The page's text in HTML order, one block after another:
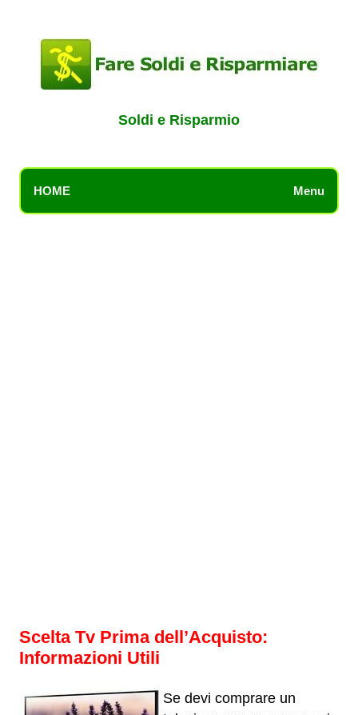
Soldi e Risparmio
HOME Menu
Scelta Tv Prima dell’Acquisto:
Informazioni Utili
Se devi comprare un